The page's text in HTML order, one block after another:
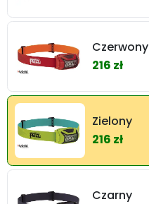
Czerwony
216 zł
Zielony
216 zł
Czarny